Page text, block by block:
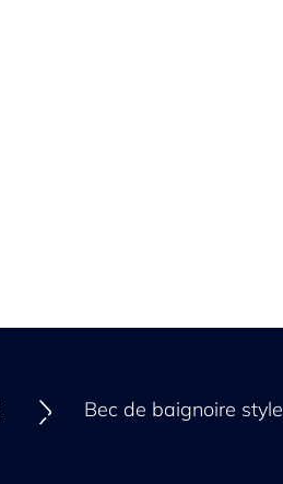
Bec de baignoire style